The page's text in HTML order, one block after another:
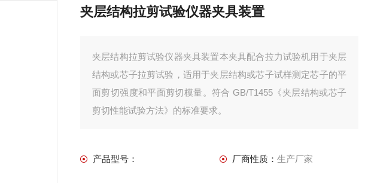
夹层结构拉剪试验仪器夹具装置
夹层结构拉剪试验仪器夹具装置本夹具配合拉力试验机用于夹层
结构或芯子拉剪试验，适用于夹层结构或芯子试样测定芯子的平
面剪切强度和平面剪切模量。符合 GB/T1455《夹层结构或芯子
剪切性能试验方法》的标准要求。
产品型号： 厂商性质： 生产厂家